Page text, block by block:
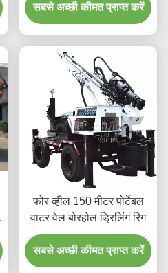
सबसे अच्छी कीमत प्राप्त करें
फोर व्हील 150 मीटर पोर्टेबल
वाटर वेल बोरहोल ड्रिलिंग रिग
सबसे अच्छी कीमत प्राप्त करें